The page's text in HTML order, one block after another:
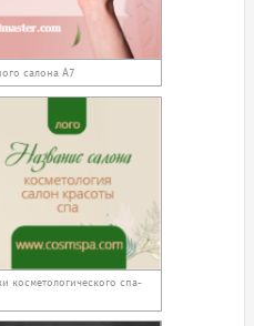
салона А7
косметологического спа-